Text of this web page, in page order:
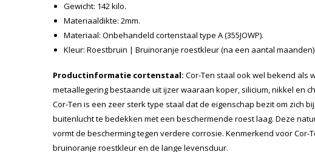
Gewicht: 142 kilo.
Materiaaldikte: 2mm.
Materiaal: Onbehandeld cortenstaal type A (355JOWP).
Kleur: Roestbruin | Bruinoranje roestkleur (na een aantal maanden).
Productinformatie cortenstaal: Cor-Ten staal ook wel bekend als
metaallegering bestaande uit ijzer waaraan koper, silicium, nikkel en
Cor-Ten is een zeer sterk type staal dat de eigenschap bezit om zich
buitenlucht te bedekken met een beschermende roest laag. Deze
vormt de bescherming tegen verdere corrosie. Kenmerkend voor Cor-
bruinoranje roestkleur en de lange levensduur.